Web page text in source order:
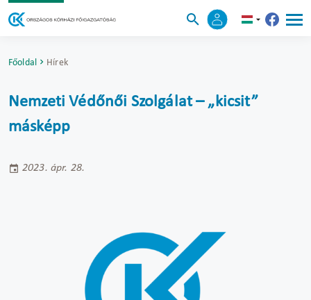
Főoldal Hírek
Nemzeti Védőnői Szolgálat – „kicsit”
másképp
2023. ápr. 28.